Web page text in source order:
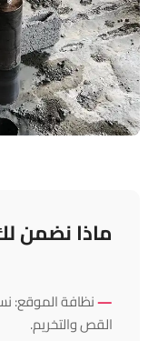
ماذا نضمن
نظافة الموقع:
القص والتخريم.